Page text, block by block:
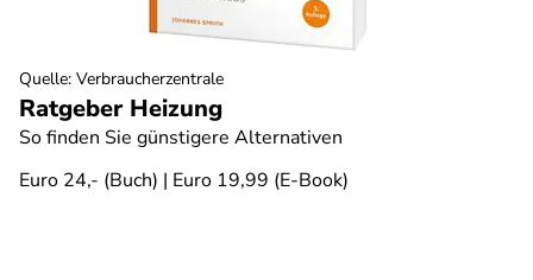
Ratgeber Heizung
So finden Sie günstigere Alternativen
Euro 24,- (Buch) | Euro 19,99 (E-Book)
Quelle: Verbraucherzentrale